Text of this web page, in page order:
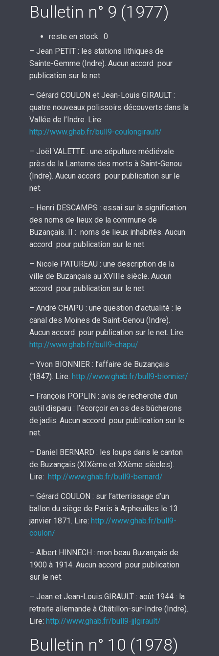
Bulletin n° 9 (1977)
reste en stock : 0
– Jean PETIT : les stations lithiques de
Sainte-Gemme (Indre). Aucun accord pour
publication sur le net.
– Gérard COULON et Jean-Louis GIRAULT :
quatre nouveaux polissoirs découverts dans la
Vallée de l’Indre. Lire:
http://www.ghab.fr/bull9-coulongirault/
– Joël VALETTE : une sépulture médiévale
près de la Lanterne des morts à Saint-Genou
(Indre). Aucun accord pour publication sur le
net.
– Henri DESCAMPS : essai sur la signification
des noms de lieux de la commune de
Buzançais. II : noms de lieux inhabités. Aucun
accord pour publication sur le net.
– Nicole PATUREAU : une description de la
ville de Buzançais au XVIIIe siècle. Aucun
accord pour publication sur le net.
– André CHAPU : une question d’actualité : le
canal des Moines de Saint-Genou (Indre).
Aucun accord pour publication sur le net. Lire:
http://www.ghab.fr/bull9-chapu/
– Yvon BIONNIER : l’affaire de Buzançais
(1847). Lire: http://www.ghab.fr/bull9-bionnier/
– François POPLIN : avis de recherche d’un
outil disparu : l’écorçoir en os des bûcherons
de jadis. Aucun accord pour publication sur le
net.
– Daniel BERNARD : les loups dans le canton
de Buzançais (XIXème et XXème siècles).
Lire: http://www.ghab.fr/bull9-bernard/
– Gérard COULON : sur l’atterrissage d’un
ballon du siège de Paris à Arpheuilles le 13
janvier 1871. Lire: http://www.ghab.fr/bull9-
coulon/
– Albert HINNECH : mon beau Buzançais de
1900 à 1914. Aucun accord pour publication
sur le net.
– Jean et Jean-Louis GIRAULT : août 1944 : la
retraite allemande à Châtillon-sur-Indre (Indre).
Lire: http://www.ghab.fr/bull9-jjlgirault/
Bulletin n° 10 (1978)